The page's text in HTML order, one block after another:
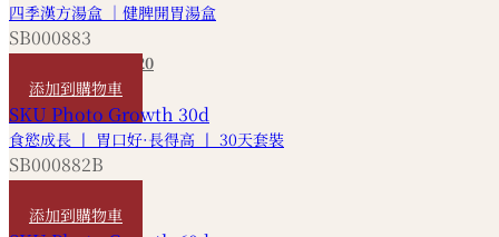
四季漢方湯盒 ｜健脾開胃湯盒
SB000883
320
添加到購物車
食慾成長 丨 胃口好·長得高 丨 30天套裝
SB000882B
添加到購物車